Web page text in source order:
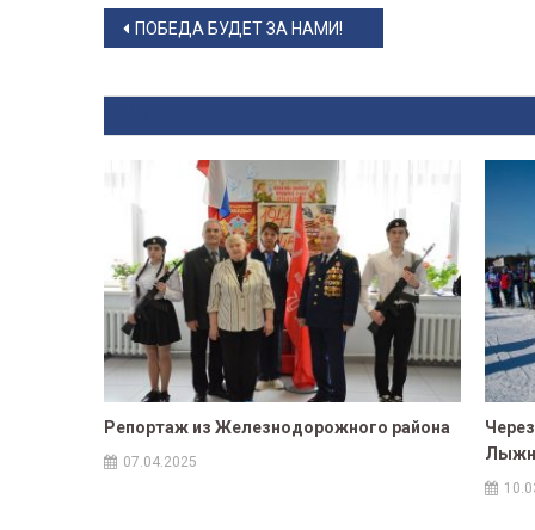
Навигация по записям
ПОБЕДА БУДЕТ ЗА НАМИ!
Репортаж из Железнодорожного района
07.04.2025